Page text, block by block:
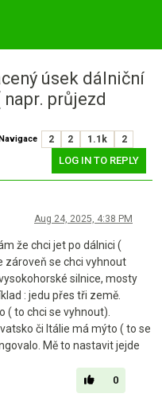
úsek dálniční
průjezd
2 2 1.1k 2
LOG IN TO REPLY
Aug 24, 2025, 4:38 PM
že chci jet po dálnici (
zároveň se chci vyhnout
silnice, mosty
: jedu přes tři země.
( to chci se vyhnout).
či Itálie má mýto ( to se
Mě to nastavit jejde
0